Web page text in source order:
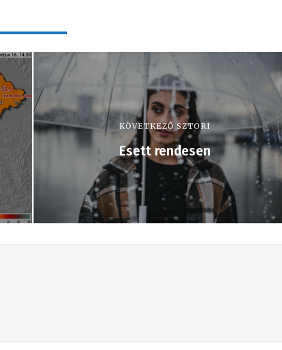
KÖVETKEZŐ SZTORI
Esett rendesen